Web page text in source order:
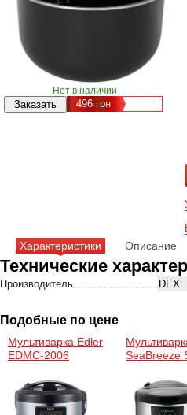
Нет в наличии
496грн
Характеристики Описание
Технические
Производитель DEX
Подобные по цене
Мультиварка Edler
EDMC-2006
SeaBreeze